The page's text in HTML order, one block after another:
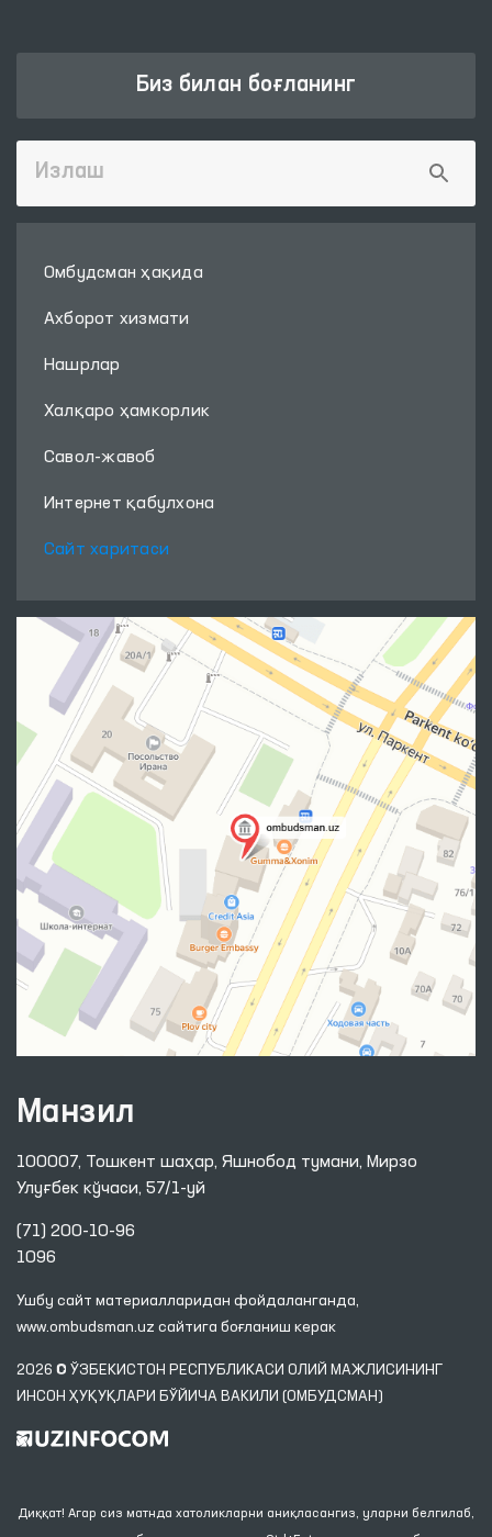
Биз билан боғланинг
Омбудсман ҳақида
Ахборот хизмати
Нашрлар
Халқаро ҳамкорлик
Савол-жавоб
Интернет қабулхона
Сайт харитаси
Манзил
100007, Тошкент шаҳар, Яшнобод тумани, Мирзо
Улуғбек кўчаси, 57/1-уй
(71) 200-10-96
1096
Ушбу сайт материалларидан фойдаланганда,
www.ombudsman.uz сайтига боғланиш керак
2026 © ЎЗБЕКИСТОН РЕСПУБЛИКАСИ ОЛИЙ МАЖЛИСИНИНГ
ИНСОН ҲУҚУҚЛАРИ БЎЙИЧА ВАКИЛИ (ОМБУДСМАН)
Диққат! Агар сиз матнда хатоликларни аниқласангиз, уларни белгилаб,